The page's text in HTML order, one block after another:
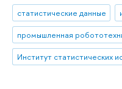
статистические данные
промышленная